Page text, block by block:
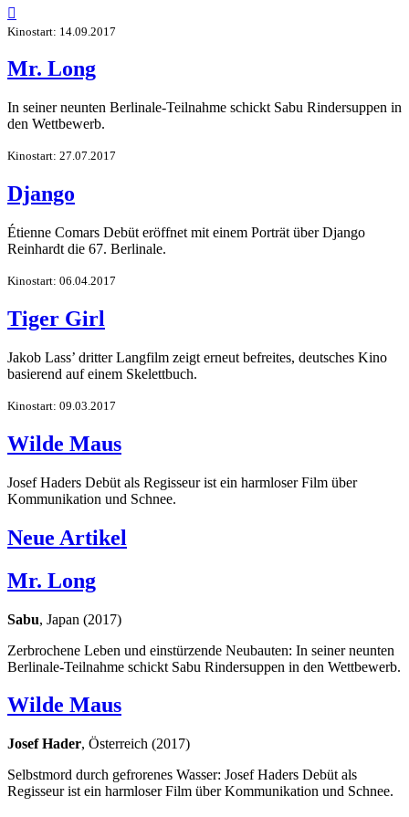

Kinostart: 14.09.2017
Mr. Long
In seiner neunten Berlinale-Teilnahme schickt Sabu Rindersuppen in
den Wettbewerb.
Kinostart: 27.07.2017
Django
Étienne Comars Debüt eröffnet mit einem Porträt über Django
Reinhardt die 67. Berlinale.
Kinostart: 06.04.2017
Tiger Girl
Jakob Lass’ dritter Langfilm zeigt erneut befreites, deutsches Kino
basierend auf einem Skelettbuch.
Kinostart: 09.03.2017
Wilde Maus
Josef Haders Debüt als Regisseur ist ein harmloser Film über
Kommunikation und Schnee.
Neue Artikel
Mr. Long
Sabu, Japan (2017)
Zerbrochene Leben und einstürzende Neubauten: In seiner neunten
Berlinale-Teilnahme schickt Sabu Rindersuppen in den Wettbewerb.
Wilde Maus
Josef Hader, Österreich (2017)
Selbstmord durch gefrorenes Wasser: Josef Haders Debüt als
Regisseur ist ein harmloser Film über Kommunikation und Schnee.